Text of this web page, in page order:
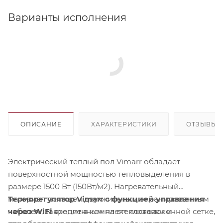
Варианты исполнения
ОПИСАНИЕ ХАРАКТЕРИСТИКИ ОТЗЫВЫ
Электрический теплый пол Vimarr обладает
поверхностной мощностью тепловыделения в
размере 1500 Вт (150Вт/м2). Нагревательный
материал оснащен двухжильным экранированным
кабелем, закрепленным на стекловолоконной сетке,
Терморегулятор Vimarr с функцией управления
через WiFiвходит в комплект поставки и